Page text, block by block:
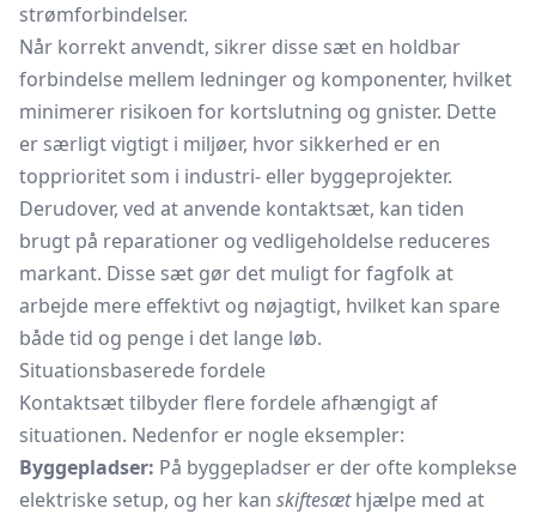
strømforbindelser.
Når korrekt anvendt, sikrer disse sæt en holdbar
forbindelse mellem ledninger og komponenter, hvilket
minimerer risikoen for kortslutning og gnister. Dette
er særligt vigtigt i miljøer, hvor sikkerhed er en
topprioritet som i industri- eller byggeprojekter.
Derudover, ved at anvende kontaktsæt, kan tiden
brugt på reparationer og vedligeholdelse reduceres
markant. Disse sæt gør det muligt for fagfolk at
arbejde mere effektivt og nøjagtigt, hvilket kan spare
både tid og penge i det lange løb.
Situationsbaserede fordele
Kontaktsæt tilbyder flere fordele afhængigt af
situationen. Nedenfor er nogle eksempler:
Byggepladser: På byggepladser er der ofte komplekse
elektriske setup, og her kan skiftesæthjælpe med at